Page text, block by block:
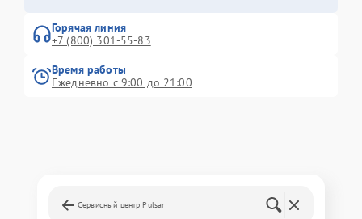
Горячая линия
+7 (800) 301-55-83
Время работы
Ежедневно с 9:00 до 21:00
Сервисный центр Pulsar